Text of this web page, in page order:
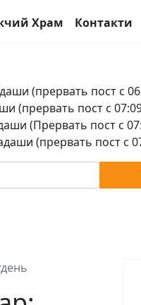
Храм Контакти
(прервать пост с
(прервать пост с
(Прервать пост с
(прервать пост с